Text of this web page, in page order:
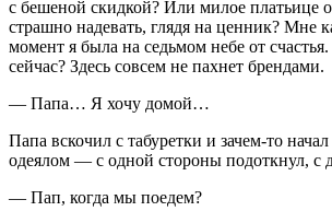
с бешеной скидкой? Или милое платьице
страшно надевать, глядя на ценник? Мне
момент я была на седьмом небе от счастья.
сейчас? Здесь совсем не пахнет брендами.
— Папа… Я хочу домой…
Папа вскочил с табуретки и зачем-то
одеялом — с одной стороны подоткнул, с
— Пап, когда мы поедем?